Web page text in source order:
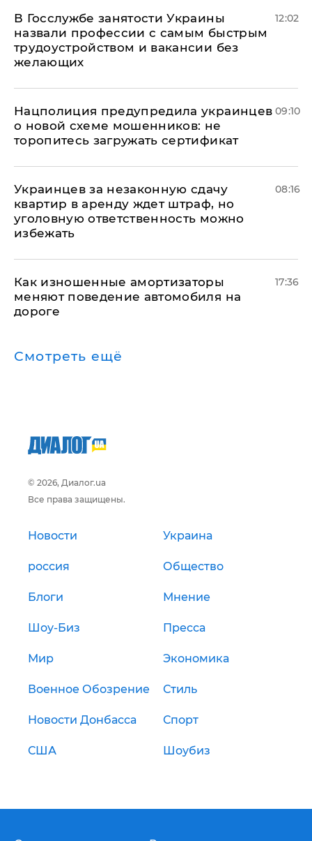
В Госслужбе занятости Украины
назвали профессии с самым быстрым
трудоустройством и вакансии без
желающих
12:02
Нацполиция предупредила украинцев
о новой схеме мошенников: не
торопитесь загружать сертификат
09:10
Украинцев за незаконную сдачу
квартир в аренду ждет штраф, но
уголовную ответственность можно
избежать
08:16
Как изношенные амортизаторы
меняют поведение автомобиля на
дороге
17:36
Смотреть ещё
© 2026, Диалог.ua
Все права защищены.
Новости Украина
россия Общество
Блоги Мнение
Шоу-Биз Пресса
Мир Экономика
Военное Обозрение Стиль
Новости Донбасса Спорт
США Шоубиз